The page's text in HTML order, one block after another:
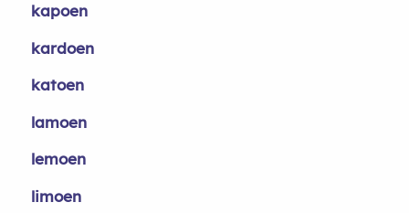
kapoen
kardoen
katoen
lamoen
lemoen
limoen